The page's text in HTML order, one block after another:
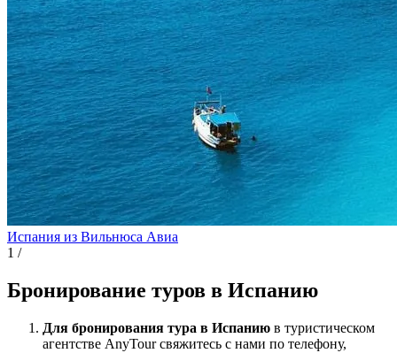
Испания из Вильнюса Авиа
1 /
Бронирование туров в Испанию
Для бронирования тура в Испанию в туристическом
агентстве AnyTour свяжитесь с нами по телефону,